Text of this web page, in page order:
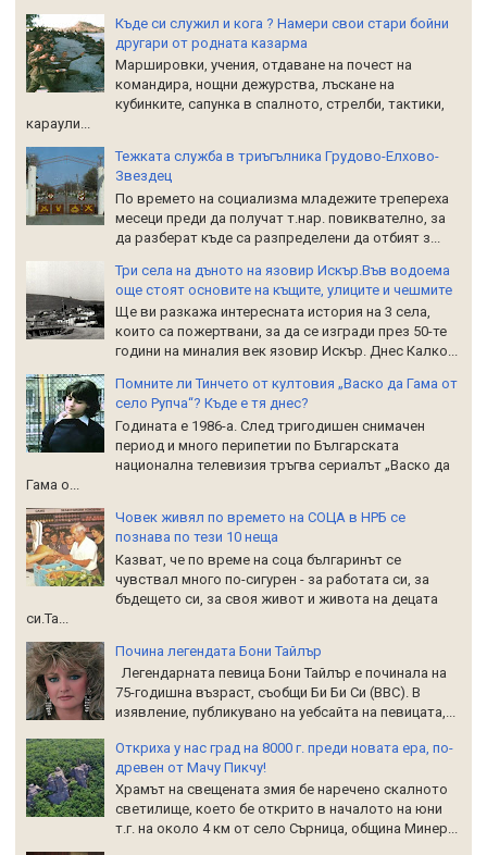
Къде си служил и кога ? Намери свои стари бойни
другари от родната казарма
Маршировки, учения, отдаване на почест на
командира, нощни дежурства, лъскане на
кубинките, сапунка в спалното, стрелби, тактики,
караули...
Тежката служба в триъгълника Грудово-Елхово-
Звездец
По времето на социализма младежите трепереха
месеци преди да получат т.нар. повиквателно, за
да разберат къде са разпределени да отбият з...
Три села на дъното на язовир Искър.Във водоема
още стоят основите на къщите, улиците и чешмите
Ще ви разкажа интересната история на 3 села,
които са пожертвани, за да се изгради през 50-те
години на миналия век язовир Искър. Днес Калко...
Помните ли Тинчето от култовия „Васко да Гама от
село Рупча“? Къде е тя днес?
Годината е 1986-а. След тригодишен снимачен
период и много перипетии по Българската
национална телевизия тръгва сериалът „Васко да
Гама о...
Човек живял по времето на СОЦА в НРБ се
познава по тези 10 неща
Казват, че по време на соца българинът се
чувствал много по-сигурен - за работата си, за
бъдещето си, за своя живот и живота на децата
си.Та...
Почина легендата Бони Тайлър
Легендарната певица Бони Тайлър е починала на
75-годишна възраст, съобщи Би Би Си (BBC). В
изявление, публикувано на уебсайта на певицата,...
Откриха у нас град на 8000 г. преди новата ера, по-
древен от Мачу Пикчу!
Храмът на свещената змия бе наречено скалното
светилище, което бе открито в началото на юни
т.г. на около 4 км от село Сърница, община Минер...